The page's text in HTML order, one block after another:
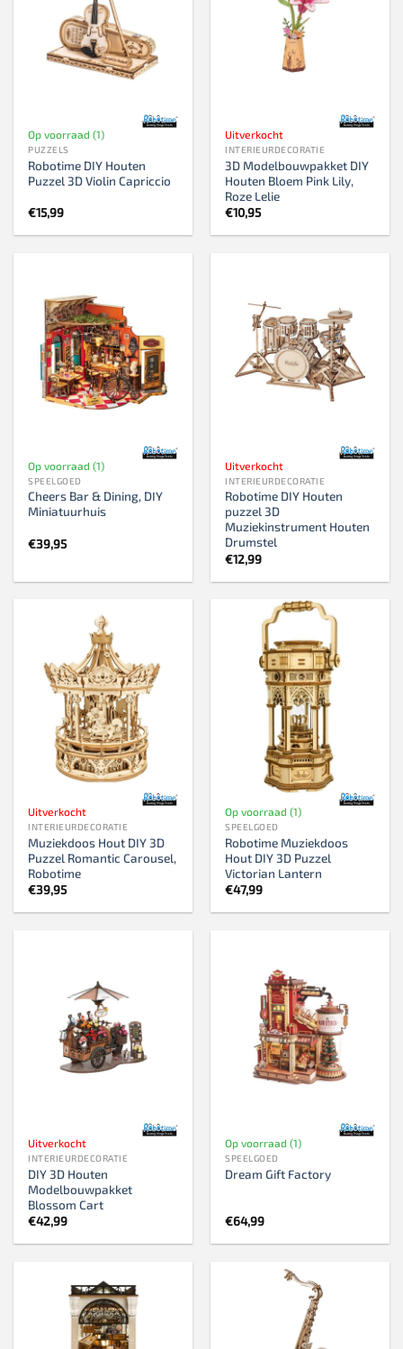
Op voorraad (1)
PUZZELS
Robotime DIY Houten
Puzzel 3D Violin Capriccio
€15,99
Uitverkocht
INTERIEURDECORATIE
3D Modelbouwpakket DIY
Houten Bloem Pink Lily,
Roze Lelie
€10,95
Op voorraad (1)
SPEELGOED
Cheers Bar & Dining, DIY
Miniatuurhuis
€39,95
Uitverkocht
INTERIEURDECORATIE
Robotime DIY Houten
puzzel 3D
Muziekinstrument Houten
Drumstel
€12,99
Uitverkocht
INTERIEURDECORATIE
Muziekdoos Hout DIY 3D
Puzzel Romantic Carousel,
Robotime
€39,95
Op voorraad (1)
SPEELGOED
Robotime Muziekdoos
Hout DIY 3D Puzzel
Victorian Lantern
€47,99
Uitverkocht
INTERIEURDECORATIE
DIY 3D Houten
Modelbouwpakket
Blossom Cart
€42,99
Op voorraad (1)
SPEELGOED
Dream Gift Factory
€64,99